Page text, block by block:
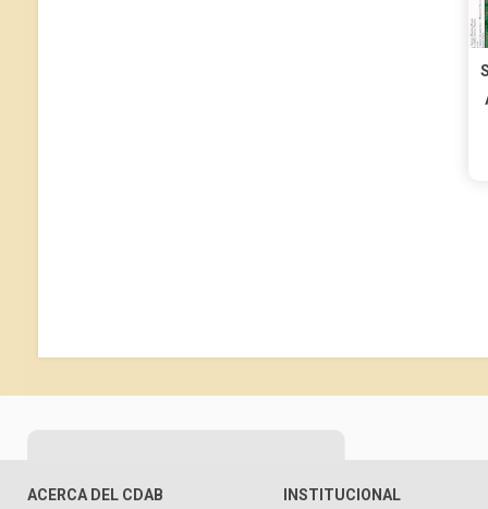
ACERCA DEL CDAB INSTITUCIONAL